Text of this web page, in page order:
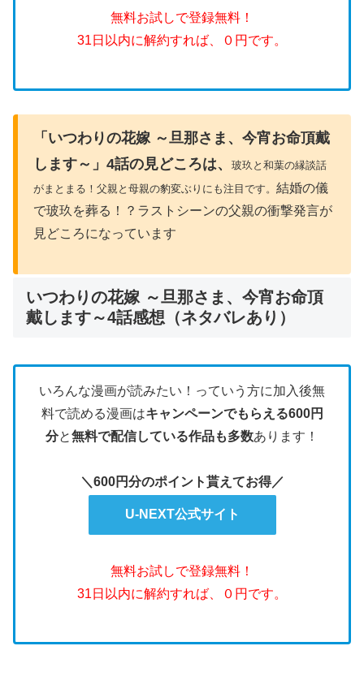
無料お試しで登録無料！
31日以内に解約すれば、０円です。
「いつわりの花嫁 ～旦那さま、今宵お命頂戴
します～」4話の見どころは、玻玖と和葉の縁談話
がまとまる！父親と母親の豹変ぶりにも注目です。結婚の儀
で玻玖を葬る！？ラストシーンの父親の衝撃発言が
見どころになっています
いつわりの花嫁 ～旦那さま、今宵お命頂
戴します～4話感想（ネタバレあり）
いろんな漫画が読みたい！っていう方に加入後無
料で読める漫画はキャンペーンでもらえる600円
分と無料で配信している作品も多数あります！
＼600円分のポイント貰えてお得／
U-NEXT公式サイト
無料お試しで登録無料！
31日以内に解約すれば、０円です。